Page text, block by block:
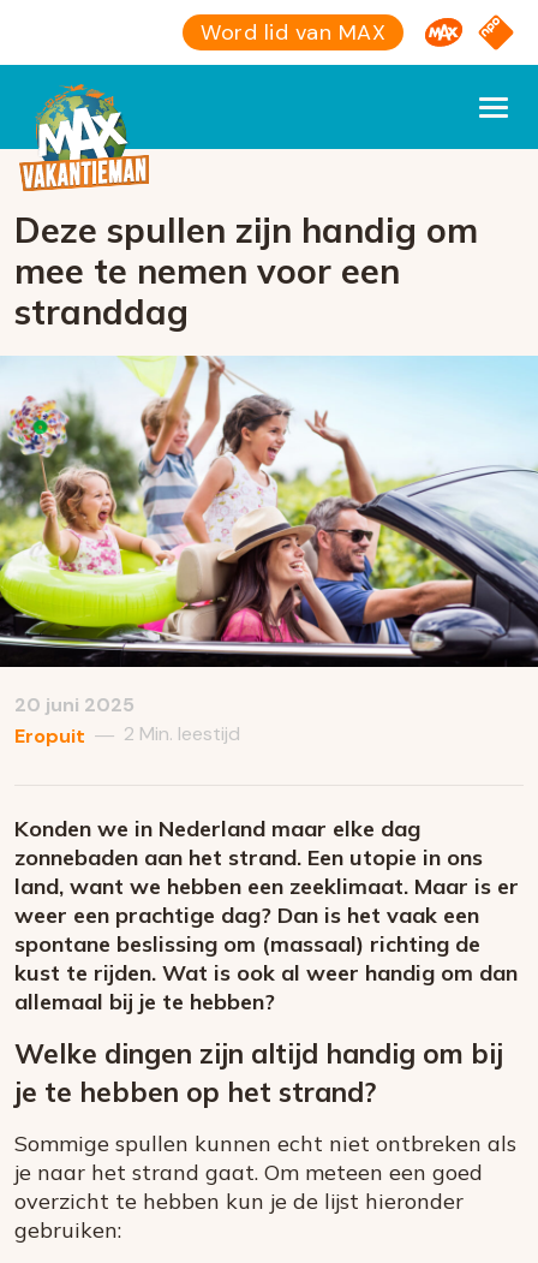
Word lid van MAX Omroep
NPO
Deze spullen zijn handig om
mee te nemen voor een
stranddag
20 juni 2025
Eropuit — 2 Min. leestijd
Konden we in Nederland maar elke dag
zonnebaden aan het strand. Een utopie in ons
land, want we hebben een zeeklimaat. Maar is er
weer een prachtige dag? Dan is het vaak een
spontane beslissing om (massaal) richting de
kust te rijden. Wat is ook al weer handig om dan
allemaal bij je te hebben?
Welke dingen zijn altijd handig om bij
je te hebben op het strand?
Sommige spullen kunnen echt niet ontbreken als
je naar het strand gaat. Om meteen een goed
overzicht te hebben kun je de lijst hieronder
gebruiken: